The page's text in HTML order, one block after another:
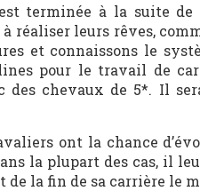
terminée à la suite de
réaliser leurs rêves,
et connaissons le
pour le travail de
des chevaux de 5*. Il
ont la chance
la plupart des cas, il
la fin de sa carrière le